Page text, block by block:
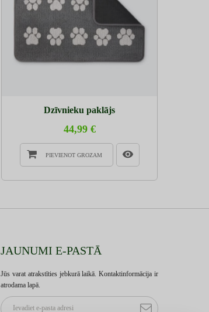
Dzīvnieku paklājs
44,99 €
PIEVIENOT GROZAM
JAUNUMI E-PASTĀ
Jūs varat atrakstīties jebkurā laikā. Kontaktinformācija ir
atrodama lapā.